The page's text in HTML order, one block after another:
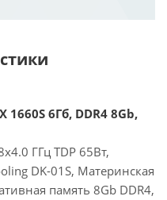
6Гб, DDR4 8Gb,
ГГц TDP 65Вт,
DK-01S, Материнская
память 8Gb DDR4,